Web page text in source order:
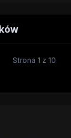
Strona 1 z 10